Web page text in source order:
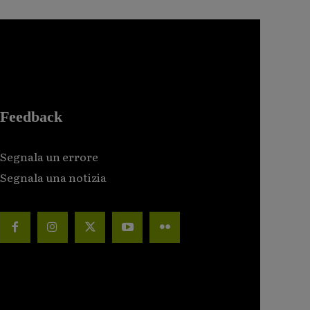
Feedback
Segnala un errore
Segnala una notizia